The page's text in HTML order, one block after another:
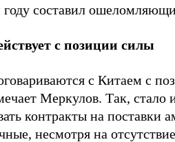
составил
с позиции силы
с Китаем с
Меркулов. Так, стало
контракты на поставки
несмотря на